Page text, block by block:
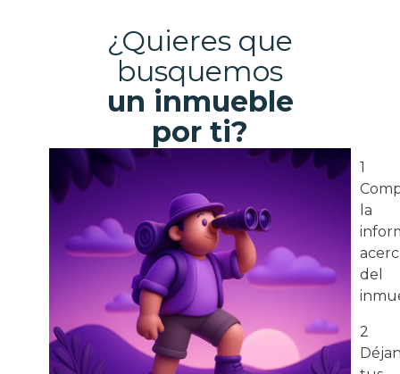
¿Quieres que
busquemos
un inmueble
por ti?
1
la
del
2